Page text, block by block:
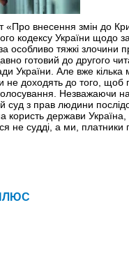
«Про внесення змін до
кодексу України щодо
особливо тяжкі злочини
готовий до другого
України. Але вже кілька
не доходять до того, щоб
Незважаючи
суд з прав людини
користь держави Україна,
не судді, а ми, платники